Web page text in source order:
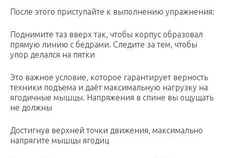
После этого приступайте к выполнению упражнения:
Поднимите таз вверх так, чтобы корпус образовал
прямую линию с бедрами. Следите за тем, чтобы
упор делался на пятки
Это важное условие, которое гарантирует верность
техники подъема и даёт максимальную нагрузку на
ягодичные мышцы. Напряжения в спине вы ощущать
не должны
Достигнув верхней точки движения, максимально
напрягите мышцы ягодиц